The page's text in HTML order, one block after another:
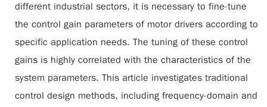
different industrial sectors, it is necessary to fine-tune
the control gain parameters of motor drivers according to
specific application needs. The tuning of these control
gains is highly correlated with the characteristics of the
system parameters. This article investigates traditional
control design methods, including frequency-domain and